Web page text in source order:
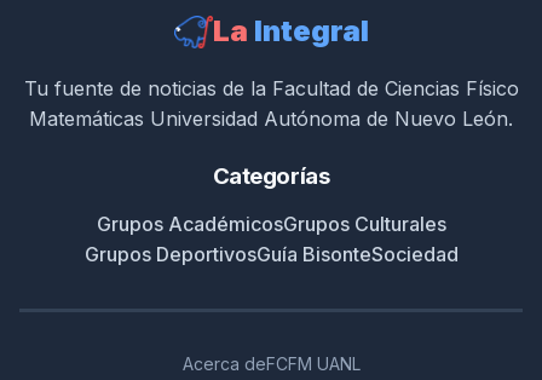
La Integral
Tu fuente de noticias de la Facultad de Ciencias Físico
Matemáticas Universidad Autónoma de Nuevo León.
Categorías
Grupos AcadémicosGrupos Culturales
Grupos DeportivosGuía BisonteSociedad
Acerca deFCFM UANL